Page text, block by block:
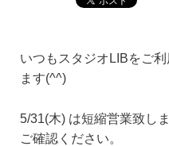
いつもスタジオLIBをご
ます(^^)
5/31(木) は短縮営業致し
ご確認ください。